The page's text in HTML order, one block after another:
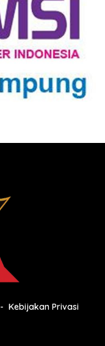
Kebijakan Privasi